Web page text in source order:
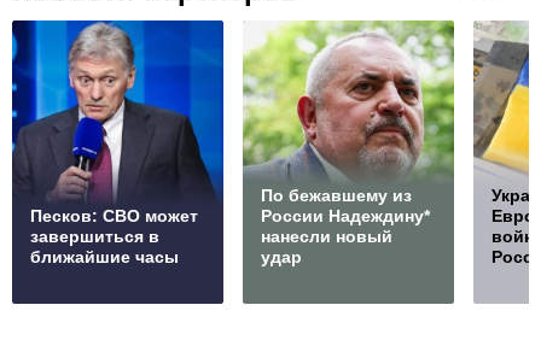
Песков: СВО может
завершиться в
ближайшие часы
По бежавшему из
России Надеждину*
нанесли новый
удар